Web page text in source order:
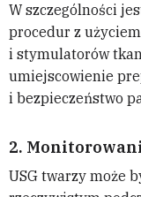
W szczególności
procedur z
i stymulatorów
umiejscowienie
i bezpieczeństwo
2.
USG twarzy może